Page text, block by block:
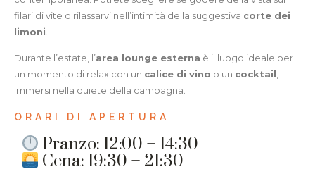
filari di vite o rilassarvi nell’intimità della suggestiva corte dei
limoni
Durante l’estate, l’area lounge esterna è il luogo ideale per
un momento di relax con un calice di vino o un cocktail
immersi nella quiete della campagna.
ORARI DI APERTURA
Pranzo: 12:00 – 14:30
Cena: 19:30 – 21:30